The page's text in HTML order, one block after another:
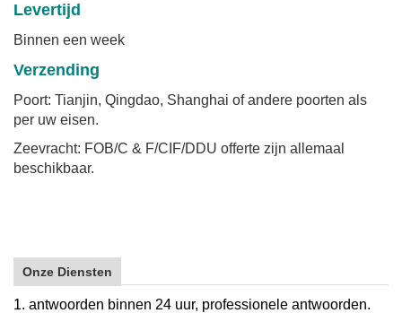
Levertijd
Binnen een week
Verzending
Poort: Tianjin, Qingdao, Shanghai of andere poorten als
per uw eisen.
Zeevracht: FOB/C & F/CIF/DDU offerte zijn allemaal
beschikbaar.
Onze Diensten
1. antwoorden binnen 24 uur, professionele antwoorden.